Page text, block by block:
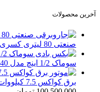
آخرین محصولات
صنعتی 80 لیتری کسری مدل پاندا
سوماک 1/2 اینچ مدل ST-IW1640
برق کواکس 7.5 کیلووات مدل CV10000LD-2